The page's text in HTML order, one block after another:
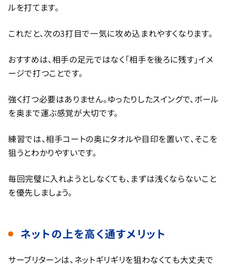
ルを打てます。
これだと、次の3打目で一気に攻め込まれやすくなります。
おすすめは、相手の足元ではなく「相手を後ろに残す」イメ
ージで打つことです。
強く打つ必要はありません。ゆったりしたスイングで、ボール
を奥まで運ぶ感覚が大切です。
練習では、相手コートの奥にタオルや目印を置いて、そこを
狙うとわかりやすいです。
毎回完璧に入れようとしなくても、まずは浅くならないこと
を優先しましょう。
ネットの上を高く通すメリット
サーブリターンは、ネットギリギリを狙わなくても大丈夫で